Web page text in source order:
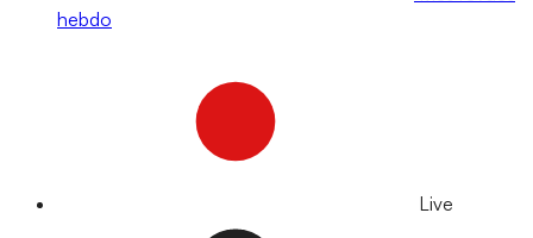
hebdo
Live